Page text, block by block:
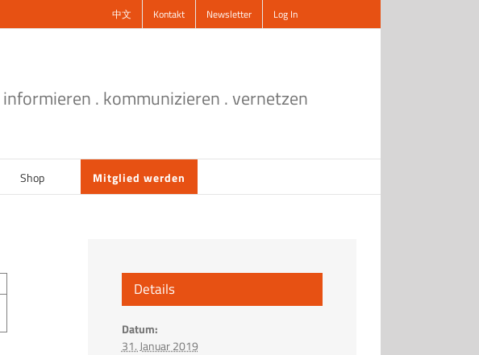
中文 Kontakt Newsletter Log In
informieren . kommunizieren . vernetzen
Shop Mitglied werden
Details
Datum:
31. Januar 2019